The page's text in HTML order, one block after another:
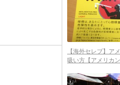
【海外セレブ】ア
吸い方【アメリカ